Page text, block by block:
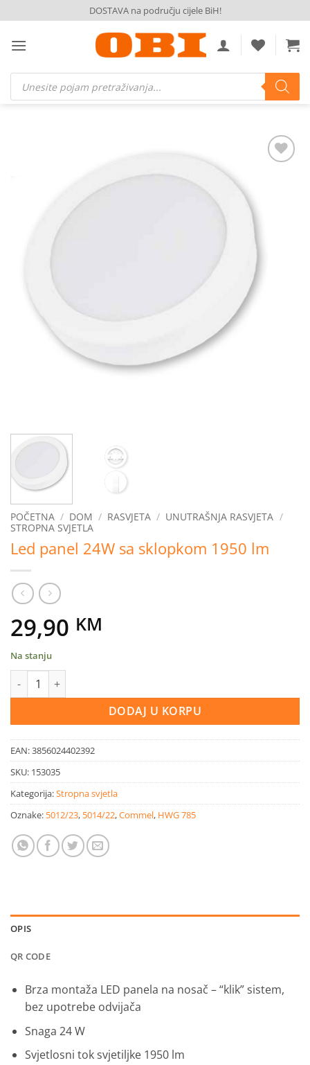
to
content
DOSTAVA na području cijele BiH!
Products
search
POČETNA / DOM / RASVJETA / UNUTRAŠNJA RASVJETA /
STROPNA SVJETLA
Led panel 24W sa sklopkom 1950 lm
29,90 KM
Na stanju
Led panel 24W sa sklopkom 1950 lm količina
DODAJ U KORPU
EAN:3856024402392
SKU: 153035
Kategorija:Stropna svjetla
Oznake: 5012/23, 5014/22,Commel, HWG 785
OPIS
QR CODE
Brza montaža LED panela na nosač – “klik” sistem,
bez upotrebe odvijača
Snaga 24 W
Svjetlosni tok svjetiljke 1950 lm